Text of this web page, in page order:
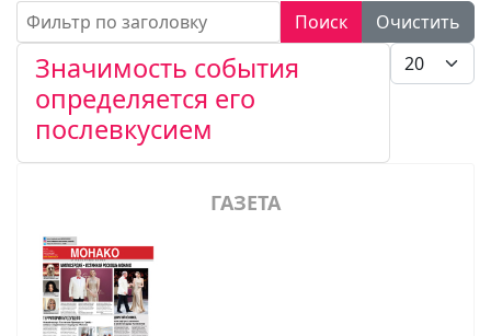
Фильтр по заголовку Поиск
Очистить
Кол-во
Значимость события
определяется его
послевкусием
ГАЗЕТА